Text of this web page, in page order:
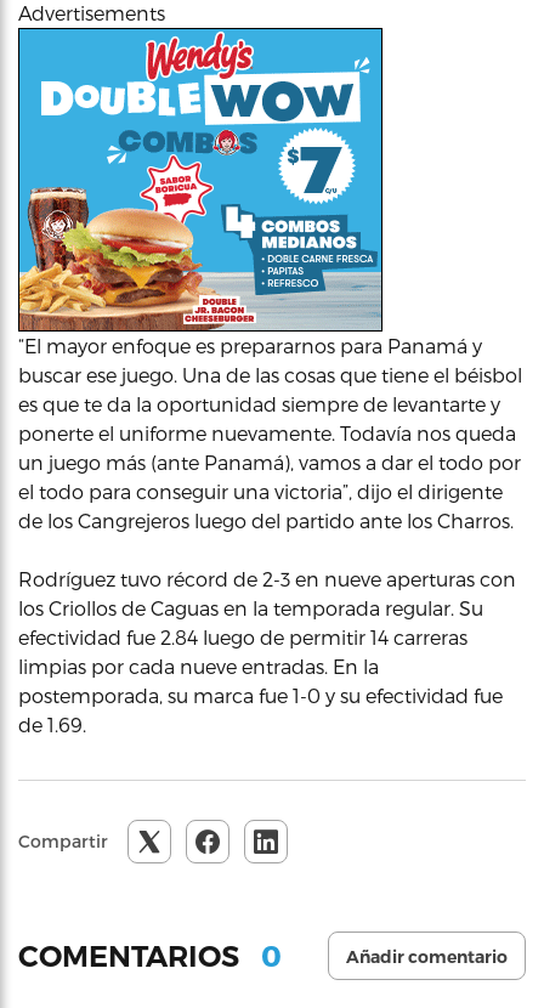
Advertisements
“El mayor enfoque es prepararnos para Panamá y
buscar ese juego. Una de las cosas que tiene el béisbol
es que te da la oportunidad siempre de levantarte y
ponerte el uniforme nuevamente. Todavía nos queda
un juego más (ante Panamá), vamos a dar el todo por
el todo para conseguir una victoria”, dijo el dirigente
de los Cangrejeros luego del partido ante los Charros.
Rodríguez tuvo récord de 2-3 en nueve aperturas con
los Criollos de Caguas en la temporada regular. Su
efectividad fue 2.84 luego de permitir 14 carreras
limpias por cada nueve entradas. En la
postemporada, su marca fue 1-0 y su efectividad fue
de 1.69.
Compartir
COMENTARIOS 0 Añadir comentario